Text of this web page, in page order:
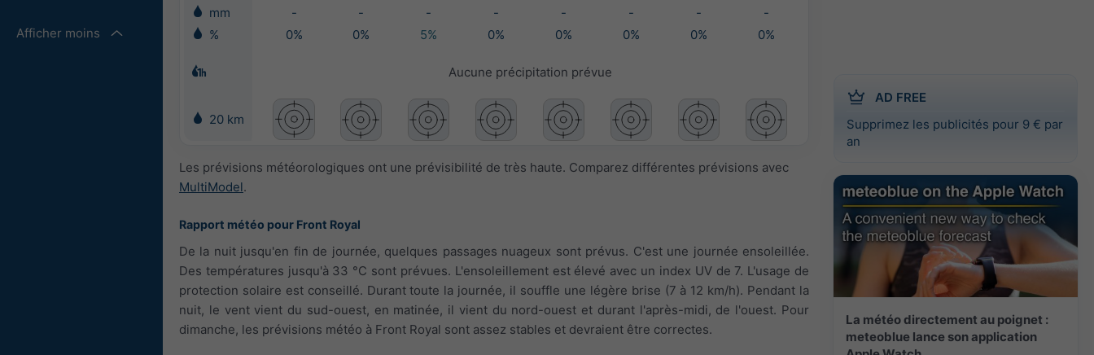
Afficher moins
AD FREE
Supprimez les publicités pour 9 € par
an
La météo directement au poignet :
meteoblue lance son application
mm
- - - - - - -
-
%
0% 0% 5% 0% 0% 0% 0% 0%
Aucune précipitation prévue
20 km
Les prévisions météorologiques ont une prévisibilité de très haute. Comparez différentes prévisions avec
MultiModel.
Rapport météo pour Front Royal
De la nuit jusqu'en fin de journée, quelques passages nuageux sont prévus. C'est une journée ensoleillée.
Des températures jusqu'à 33 °C sont prévues. L'ensoleillement est élevé avec un index UV de 7. L'usage de
protection solaire est conseillé. Durant toute la journée, il souffle une légère brise (7 à 12 km/h). Pendant la
nuit, le vent vient du sud-ouest, en matinée, il vient du nord-ouest et durant l'après-midi, de l'ouest. Pour
dimanche, les prévisions météo à Front Royal sont assez stables et devraient être correctes.